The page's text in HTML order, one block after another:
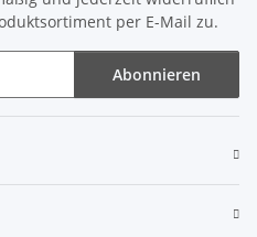
per E-Mail zu.
Abonnieren